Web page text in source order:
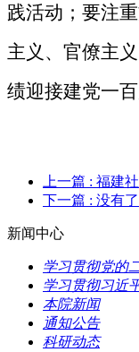
践活动；要注
主义、官僚主
绩迎接建党一
上一篇 : 福建
下一篇 : 没有了
新闻中心
学习贯彻党的
学习贯彻习近
本院新闻
通知公告
科研动态